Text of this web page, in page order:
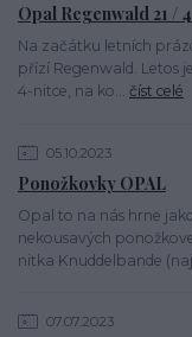
Opal Regenwald 21 /
Na začátku letních
přízí Regenwald. Letos
4-nitce, na ko... číst celé
05.10.2023
Ponožkovky OPAL
Opal to na nás hrne
nekousavých
nitka Knuddelbande
07.07.2023